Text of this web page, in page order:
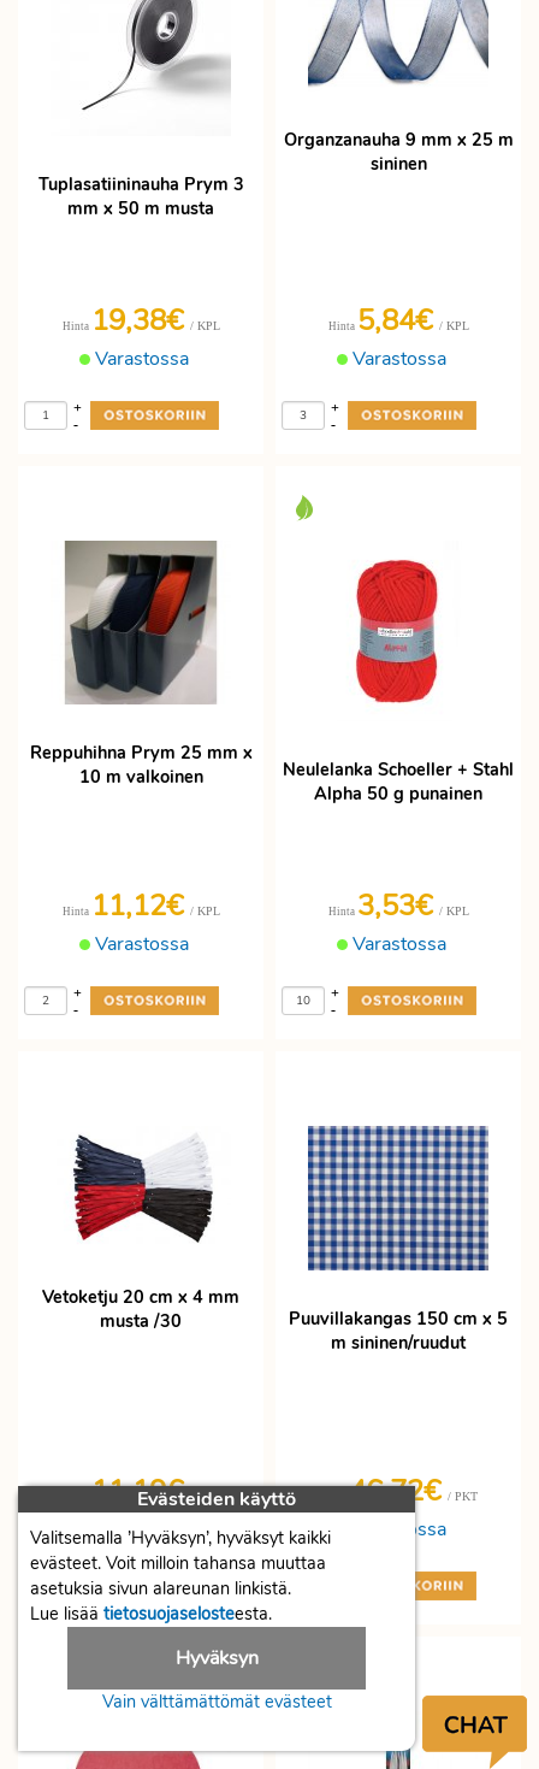
Tuplasatiininauha Prym 3
mm x 50 m musta
Varastossa
Hinta 19,38€ / KPL
-
+
Organzanauha 9 mm x 25 m
sininen
Varastossa
Hinta 5,84€ / KPL
-
+
Reppuhihna Prym 25 mm x
10 m valkoinen
Varastossa
Hinta 11,12€ / KPL
-
+
Neulelanka Schoeller + Stahl
Alpha 50 g punainen
Varastossa
Hinta 3,53€ / KPL
-
+
Vetoketju 20 cm x 4 mm
musta /30
Varastossa
11,19€/ PKT
-
+
Puuvillakangas 150 cm x 5
m sininen/ruudut
Varastossa
46,72€ / PKT
Evästeiden käyttö
Valitsemalla ’Hyväksyn’, hyväksyt kaikki
evästeet. Voit milloin tahansa muuttaa
asetuksia sivun alareunan linkistä.
Lue lisää tietosuojaselosteesta.
Hyväksyn
Vain välttämättömät evästeet